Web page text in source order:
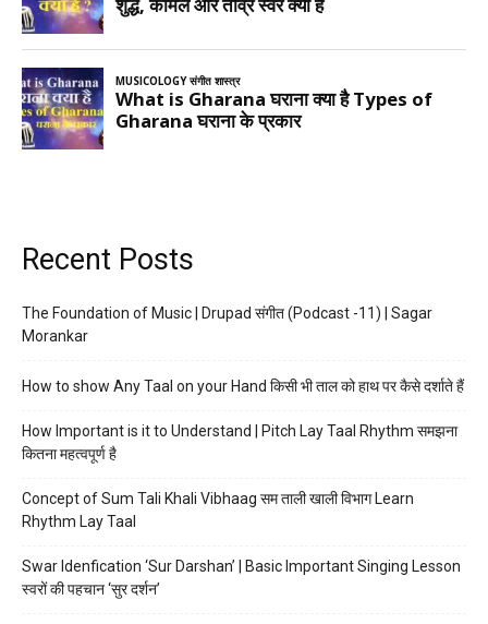
Recent Posts
The Foundation of Music | Drupad संगीत (Podcast -11) | Sagar
Morankar
How to show Any Taal on your Hand किसी भी ताल को हाथ पर कैसे दर्शाते हैं
How Important is it to Understand | Pitch Lay Taal Rhythm समझना
कितना महत्वपूर्ण है
Concept of Sum Tali Khali Vibhaag सम ताली खाली विभाग Learn
Rhythm Lay Taal
Swar Idenfication ‘Sur Darshan’ | Basic Important Singing Lesson
स्वरों की पहचान ‘सुर दर्शन’